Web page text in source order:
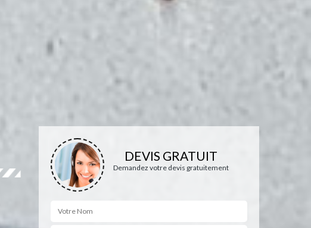
DEVIS GRATUIT
Demandez votre devis gratuitement